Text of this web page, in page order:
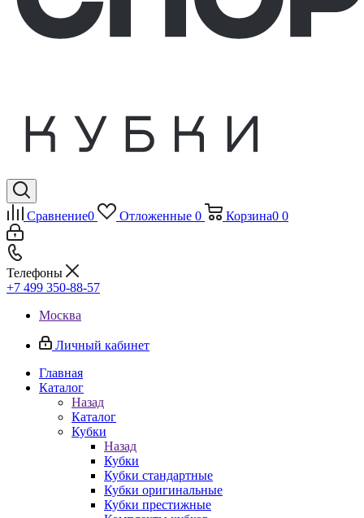
Сравнение0 Отложенные 0 Корзина0 0
Телефоны
+7 499 350-88-57
Москва
Личный кабинет
Главная
Каталог
Назад
Каталог
Кубки
Назад
Кубки
Кубки стандартные
Кубки оригинальные
Кубки престижные